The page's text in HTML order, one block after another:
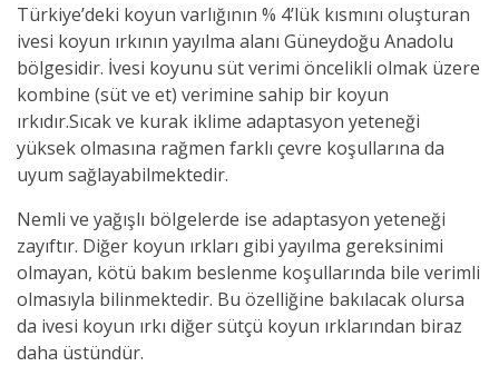
Türkiye’deki koyun varlığının % 4’lük kısmını oluşturan
ivesi koyun ırkının yayılma alanı Güneydoğu Anadolu
bölgesidir. İvesi koyunu süt verimi öncelikli olmak üzere
kombine (süt ve et) verimine sahip bir koyun
ırkıdır.Sıcak ve kurak iklime adaptasyon yeteneği
yüksek olmasına rağmen farklı çevre koşullarına da
uyum sağlayabilmektedir.
Nemli ve yağışlı bölgelerde ise adaptasyon yeteneği
zayıftır. Diğer koyun ırkları gibi yayılma gereksinimi
olmayan, kötü bakım beslenme koşullarında bile verimli
olmasıyla bilinmektedir. Bu özelliğine bakılacak olursa
da ivesi koyun ırkı diğer sütçü koyun ırklarından biraz
daha üstündür.